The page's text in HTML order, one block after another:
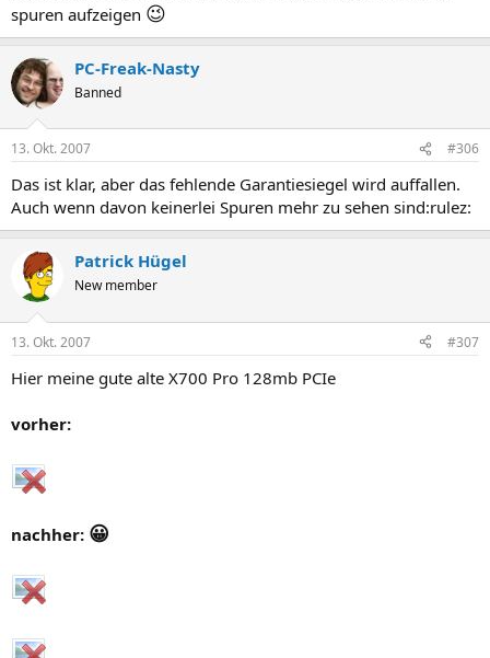
spuren aufzeigen 😉
PC-Freak-Nasty
Banned
13. Okt. 2007 #306
Das ist klar, aber das fehlende Garantiesiegel wird auffallen.
Auch wenn davon keinerlei Spuren mehr zu sehen sind:rulez:
Patrick Hügel
New member
13. Okt. 2007 #307
Hier meine gute alte X700 Pro 128mb PCIe
vorher:
nachher: 😀